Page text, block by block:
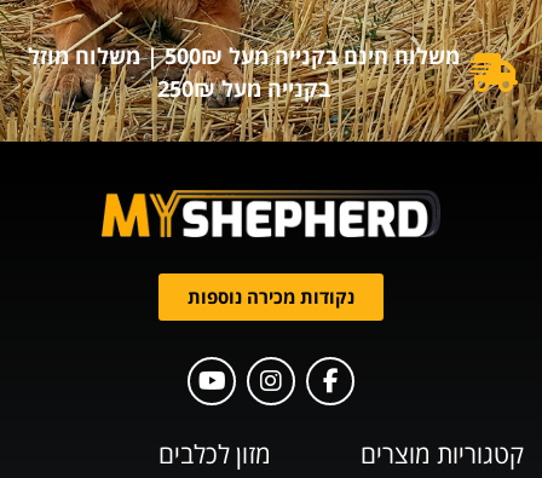
משלוח חינם בקנייה מעל 500₪ | משלוח מוזל
בקנייה מעל 250₪
מזון לכלבים קטגוריות מוצרים
נקודות מכירה נוספות